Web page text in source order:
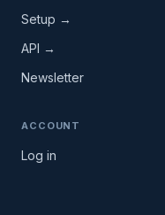
Setup →
API →
Newsletter
ACCOUNT
Log in